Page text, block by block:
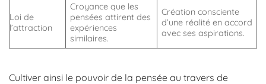
Loi de
l’attraction
Croyance que les
pensées attirent des
expériences
similaires.
Création consciente
d’une réalité en accord
avec ses aspirations.
Cultiver ainsi le pouvoir de la pensée au travers de